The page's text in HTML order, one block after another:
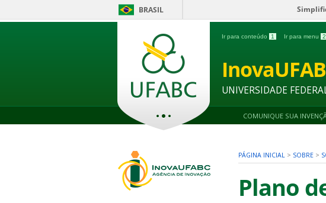
BRASIL
Ir para conteúdo 1 Ir para menu 2
UNIVERSIDADE
COMUNIQUE SUA
PÁGINA INICIAL > SOBRE >
Plano